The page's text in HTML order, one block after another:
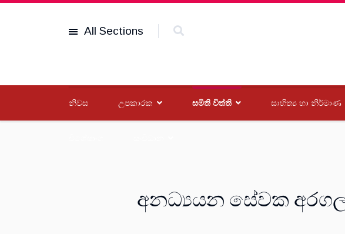
All Sections
නිවස උපකාරක සමිති විත්ති සාහිත්‍ය හා නිර්මාණ
අනධ්‍යයන සේවක